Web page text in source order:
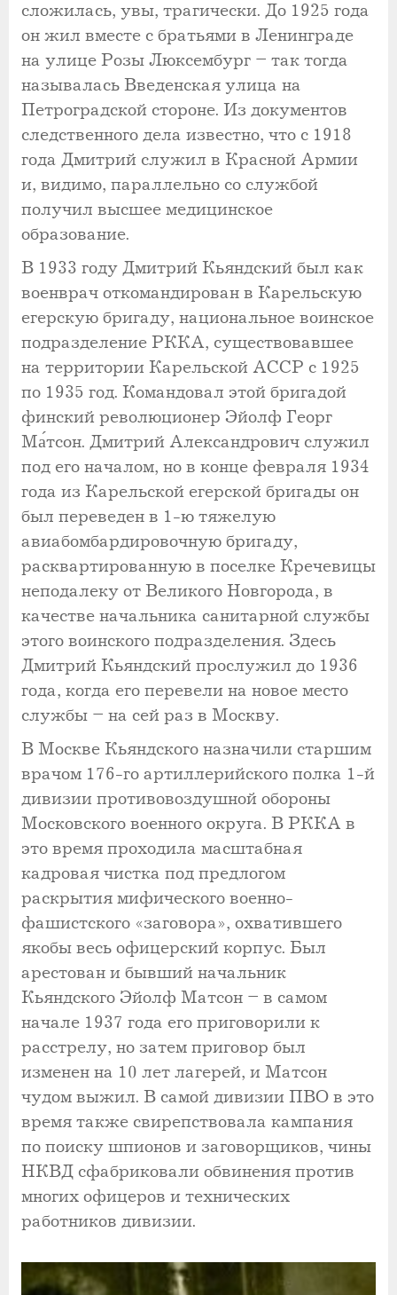
сложилась, увы, трагически. До 1925 года
он жил вместе с братьями в Ленинграде
на улице Розы Люксембург – так тогда
называлась Введенская улица на
Петроградской стороне. Из документов
следственного дела известно, что с 1918
года Дмитрий служил в Красной Армии
и, видимо, параллельно со службой
получил высшее медицинское
образование.
В 1933 году Дмитрий Кьяндский был как
военврач откомандирован в Карельскую
егерскую бригаду, национальное воинское
подразделение РККА, существовавшее
на территории Карельской АССР с 1925
по 1935 год. Командовал этой бригадой
финский революционер Эйолф Георг
Ма́тсон. Дмитрий Александрович служил
под его началом, но в конце февраля 1934
года из Карельской егерской бригады он
был переведен в 1-ю тяжелую
авиабомбардировочную бригаду,
расквартированную в поселке Кречевицы
неподалеку от Великого Новгорода, в
качестве начальника санитарной службы
этого воинского подразделения. Здесь
Дмитрий Кьяндский прослужил до 1936
года, когда его перевели на новое место
службы – на сей раз в Москву.
В Москве Кьяндского назначили старшим
врачом 176-го артиллерийского полка 1-й
дивизии противовоздушной обороны
Московского военного округа. В РККА в
это время проходила масштабная
кадровая чистка под предлогом
раскрытия мифического военно-
фашистского «заговора», охватившего
якобы весь офицерский корпус. Был
арестован и бывший начальник
Кьяндского Эйолф Матсон – в самом
начале 1937 года его приговорили к
расстрелу, но затем приговор был
изменен на 10 лет лагерей, и Матсон
чудом выжил. В самой дивизии ПВО в это
время также свирепствовала кампания
по поиску шпионов и заговорщиков, чины
НКВД сфабриковали обвинения против
многих офицеров и технических
работников дивизии.